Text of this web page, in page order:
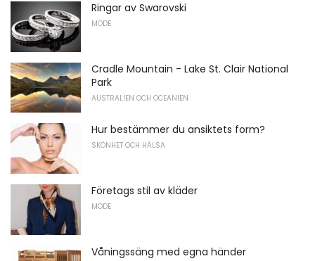
Ringar av Swarovski
MODE
Cradle Mountain - Lake St. Clair National
Park
AUSTRALIEN OCH OCEANIEN
Hur bestämmer du ansiktets form?
SKÖNHET OCH HÄLSA
Företags stil av kläder
MODE
Våningssäng med egna händer